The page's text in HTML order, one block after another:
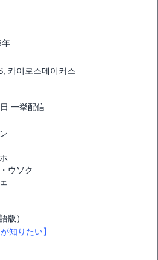
年
카이로스메이커스
一挙配信
ウソク
版）
知りたい】